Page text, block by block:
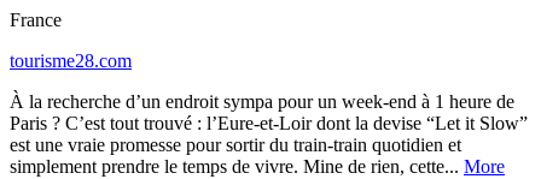
France
tourisme28.com
À la recherche d’un endroit sympa pour un week-end à 1 heure de
Paris ? C’est tout trouvé : l’Eure-et-Loir dont la devise “Let it Slow”
est une vraie promesse pour sortir du train-train quotidien et
simplement prendre le temps de vivre. Mine de rien, cette... More